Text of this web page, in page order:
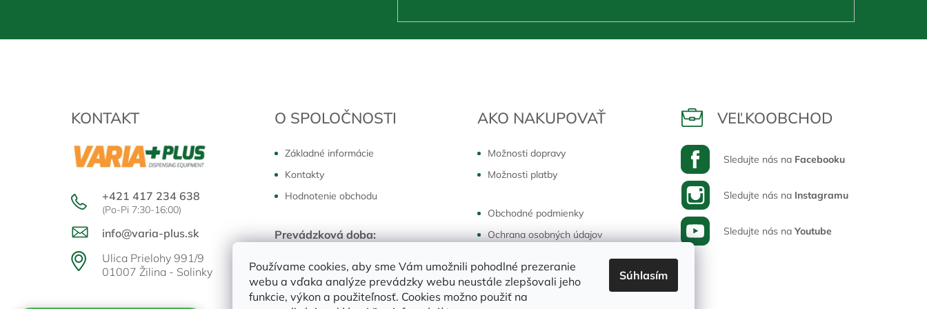
Používame cookies, aby sme Vám umožnili pohodlné prezeranie
webu a vďaka analýze prevádzky webu neustále zlepšovali jeho
funkcie, výkon a použiteľnosť. Cookies možno použiť na
Súhlasím
KONTAKT
+421 417 234 638
(Po-Pi 7:30-16:00)
info@varia-plus.sk
Ulica Prielohy 991/9
01007 Žilina - Solinky
O SPOLOČNOSTI
Základné informácie
Kontakty
Hodnotenie obchodu
Prevádzková doba:
AKO NAKUPOVAŤ
Možnosti dopravy
Možnosti platby
Obchodné podmienky
Ochrana osobných údajov
VEĽKOOBCHOD
Sledujte nás na Facebooku
Sledujte nás na Instagramu
Sledujte nás na Youtube